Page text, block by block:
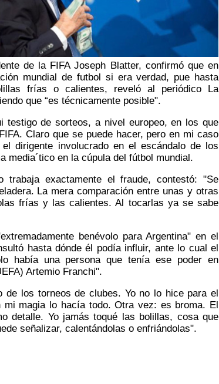
de la FIFA Joseph Blatter, confirmó que en
mundial de futbol si era verdad, pue hasta
frías o calientes, reveló al periódico La
que “es técnicamente posible".
testigo de sorteos, a nivel europeo, en los que
Claro que se puede hacer, pero en mi caso
dirigente involucrado en el escándalo de los
media´tico en la cúpula del fútbol mundial.
trabaja exactamente el fraude, contestó: "Se
La mera comparación entre unas y otras
frías y las calientes. Al tocarlas ya se sabe
benévolo para Argentina" en el
hasta dónde él podía influir, ante lo cual el
había una persona que tenía ese poder en
Artemio Franchi".
de los torneos de clubes. Yo no lo hice para el
mi magia lo hacía todo. Otra vez: es broma. El
detalle. Yo jamás toqué las bolillas, cosa que
señalizar, calentándolas o enfriándolas".